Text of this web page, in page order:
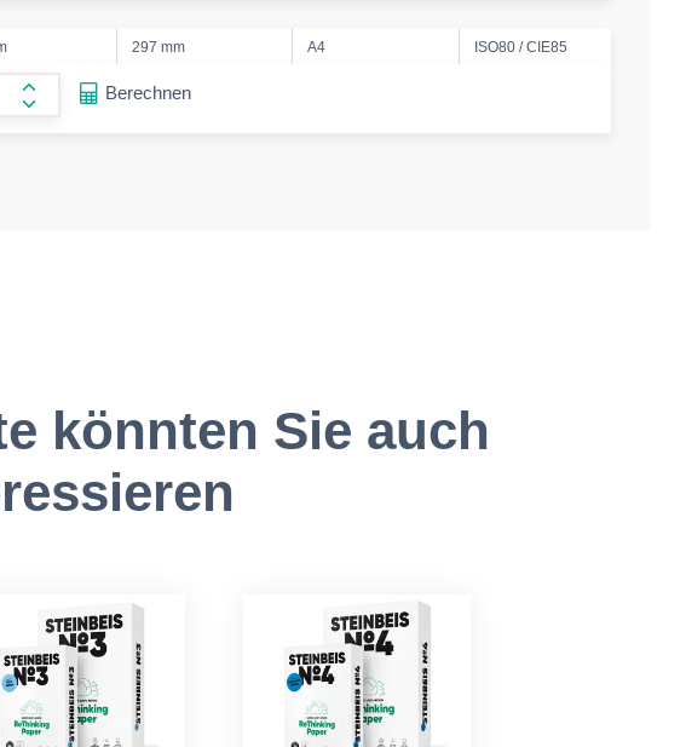
297 mm A4 ISO80 / CIE85
form.increase-amount
Berechnen
könnten Sie auch